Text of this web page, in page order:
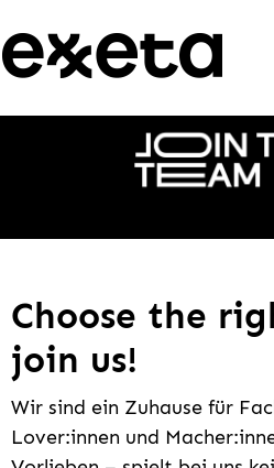
Choose the
join us!
Wir sind ein Zuhause für
Lover:innen und